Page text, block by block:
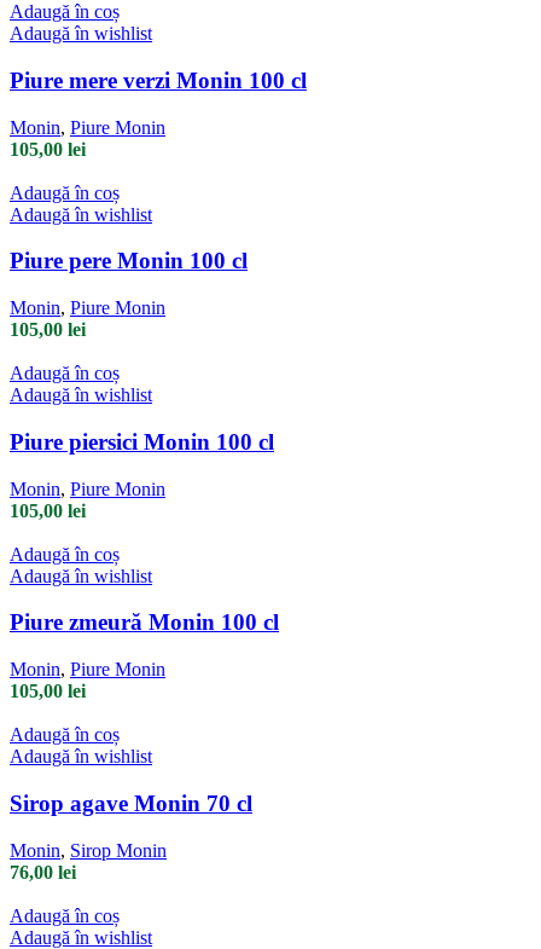
Adaugă în coș
Adaugă în wishlist
Piure mere verzi Monin 100 cl
Monin, Piure Monin
105,00 lei
Adaugă în coș
Adaugă în wishlist
Piure pere Monin 100 cl
Monin, Piure Monin
105,00 lei
Adaugă în coș
Adaugă în wishlist
Piure piersici Monin 100 cl
Monin, Piure Monin
105,00 lei
Adaugă în coș
Adaugă în wishlist
Piure zmeură Monin 100 cl
Monin, Piure Monin
105,00 lei
Adaugă în coș
Adaugă în wishlist
Sirop agave Monin 70 cl
Monin, Sirop Monin
76,00 lei
Adaugă în coș
Adaugă în wishlist